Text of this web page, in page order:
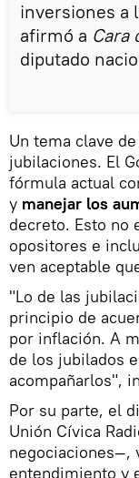
inversiones a
afirmó a Cara
diputado
Un tema clave
jubilaciones. El
fórmula actual
y manejar los
decreto. Esto no
opositores e
ven aceptable
"Lo de las
principio de
por inflación. A
de los jubilados
acompañarlos",
Por su parte, el
Unión Cívica
negociaciones—,
entendimiento y